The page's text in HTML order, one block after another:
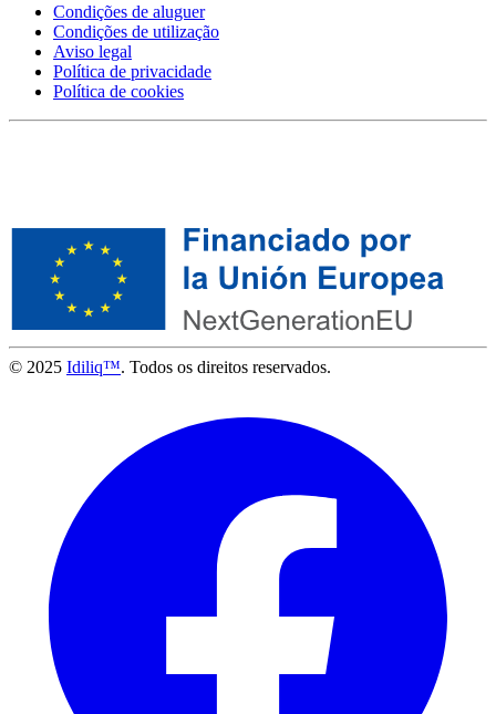
Condições de aluguer
Condições de utilização
Aviso legal
Política de privacidade
Política de cookies
© 2025 Idiliq™. Todos os direitos reservados.